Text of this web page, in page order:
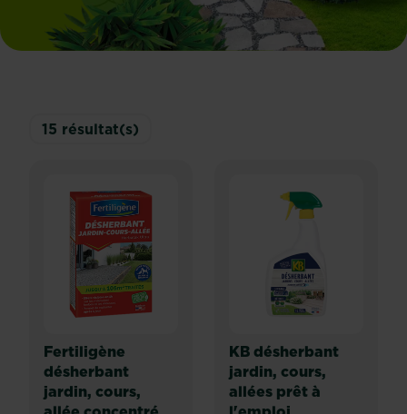
15 résultat(s)
Fertiligène
désherbant
jardin, cours,
KB désherbant
jardin, cours,
allées prêt à